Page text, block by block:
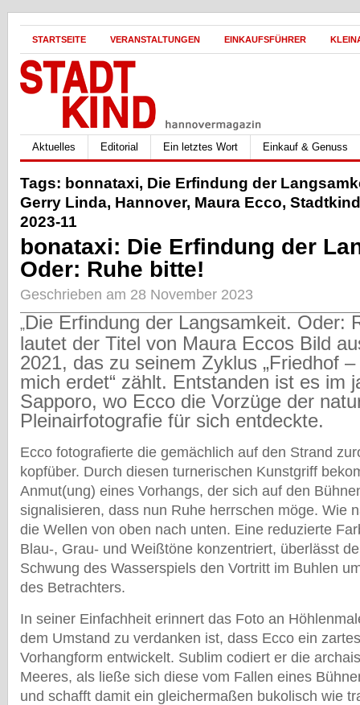
STARTSEITE VERANSTALTUNGEN EINKAUFSFÜHRER
Aktuelles Editorial Ein letztes Wort Einkauf & Genuss
Tags: bonnataxi, Die Erfindung der
Gerry Linda, Hannover, Maura Ecco, Stadtkind
2023-11
bonataxi: Die Erfindung der
Oder: Ruhe bitte!
Geschrieben am 28 November 2023
„Die Erfindung der Langsamkeit. Oder:
lautet der Titel von Maura Eccos Bild
2021, das zu seinem Zyklus „Friedhof
mich erdet“ zählt. Entstanden ist es im
Sapporo, wo Ecco die Vorzüge der
Pleinairfotografie für sich entdeckte.
Ecco fotografierte die gemächlich auf den Strand
kopfüber. Durch diesen turnerischen Kunstgriff
Anmut(ung) eines Vorhangs, der sich auf den
signalisieren, dass nun Ruhe herrschen möge. Wie
die Wellen von oben nach unten. Eine reduzierte
Blau-, Grau- und Weißtöne konzentriert, überlässt
Schwung des Wasserspiels den Vortritt im Buhlen
des Betrachters.
In seiner Einfachheit erinnert das Foto an
dem Umstand zu verdanken ist, dass Ecco ein
Vorhangform entwickelt. Sublim codiert er die
Meeres, als ließe sich diese vom Fallen eines
und schafft damit ein gleichermaßen bukolisch wie